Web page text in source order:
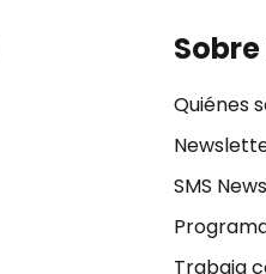
Quiénes
SMS News
Trabaja